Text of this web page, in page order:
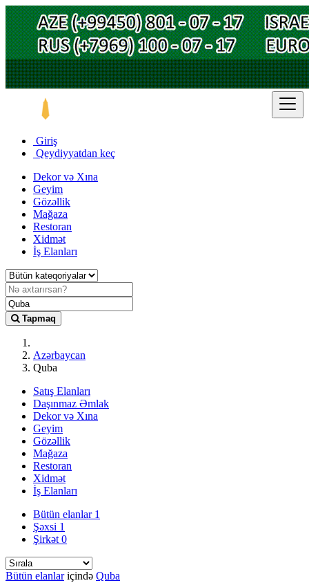
Giriş
Qeydiyyatdan keç
Dekor və Xına
Geyim
Gözəllik
Mağaza
Restoran
Xidmət
İş Elanları
Tapmaq
Azərbaycan
Quba
Satış Elanları
Daşınmaz Əmlak
Dekor və Xına
Geyim
Gözəllik
Mağaza
Restoran
Xidmət
İş Elanları
Bütün elanlar 1
Şəxsi 1
Şirkət 0
Bütün elanlariçində Quba